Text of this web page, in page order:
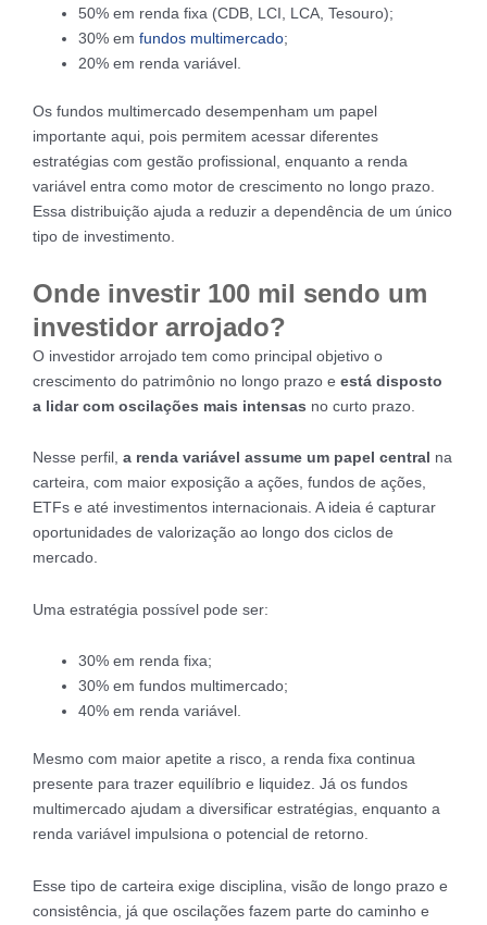
50% em renda fixa (CDB, LCI, LCA, Tesouro);
30% em fundos multimercado;
20% em renda variável.
Os fundos multimercado desempenham um papel
importante aqui, pois permitem acessar diferentes
estratégias com gestão profissional, enquanto a renda
variável entra como motor de crescimento no longo prazo.
Essa distribuição ajuda a reduzir a dependência de um único
tipo de investimento.
Onde investir 100 mil sendo um
investidor arrojado?
O investidor arrojado tem como principal objetivo o
crescimento do patrimônio no longo prazo e está disposto
a lidar com oscilações mais intensas no curto prazo.
Nesse perfil, a renda variável assume um papel central na
carteira, com maior exposição a ações, fundos de ações,
ETFs e até investimentos internacionais. A ideia é capturar
oportunidades de valorização ao longo dos ciclos de
mercado.
Uma estratégia possível pode ser:
30% em renda fixa;
30% em fundos multimercado;
40% em renda variável.
Mesmo com maior apetite a risco, a renda fixa continua
presente para trazer equilíbrio e liquidez. Já os fundos
multimercado ajudam a diversificar estratégias, enquanto a
renda variável impulsiona o potencial de retorno.
Esse tipo de carteira exige disciplina, visão de longo prazo e
consistência, já que oscilações fazem parte do caminho e